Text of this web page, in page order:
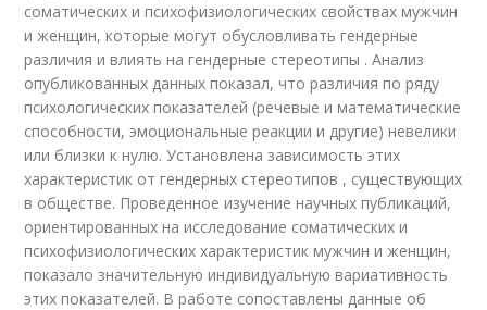
соматических и психофизиологических свойствах мужчин
и женщин, которые могут обусловливать гендерные
различия и влиять на гендерные стереотипы . Анализ
опубликованных данных показал, что различия по ряду
психологических показателей (речевые и математические
способности, эмоциональные реакции и другие) невелики
или близки к нулю. Установлена зависимость этих
характеристик от гендерных стереотипов , существующих
в обществе. Проведенное изучение научных публикаций,
ориентированных на исследование соматических и
психофизиологических характеристик мужчин и женщин,
показало значительную индивидуальную вариативность
этих показателей. В работе сопоставлены данные об